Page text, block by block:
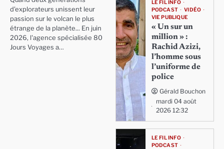
d'explorateurs unissent leur
passion sur le volcan le plus
étrange de la planète... En juin
2026, l'agence spécialisée 80
Jours Voyages a…
LE FIL INFO
PODCAST
VIDÉO
VIE PUBLIQUE
« Un sur un
million » :
Rachid Azizi,
l’homme sous
l’uniforme de
police
Gérald Bouchon
mardi 04 août
2026 12:32
LE FIL INFO
PODCAST